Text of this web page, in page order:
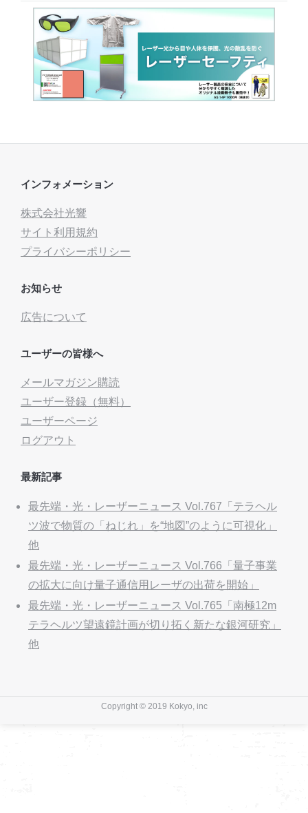
インフォメーション
株式会社光響
サイト利用規約
プライバシーポリシー
お知らせ
広告について
ユーザーの皆様へ
メールマガジン購読
ユーザー登録（無料）
ユーザーページ
ログアウト
最新記事
最先端・光・レーザーニュース Vol.767「テラヘル
ツ波で物質の「ねじれ」を“地図”のように可視化」
他
最先端・光・レーザーニュース Vol.766「量子事業
の拡大に向け量子通信用レーザの出荷を開始」
最先端・光・レーザーニュース Vol.765「南極12m
テラヘルツ望遠鏡計画が切り拓く新たな銀河研究」
他
Copyright © 2019 Kokyo, inc